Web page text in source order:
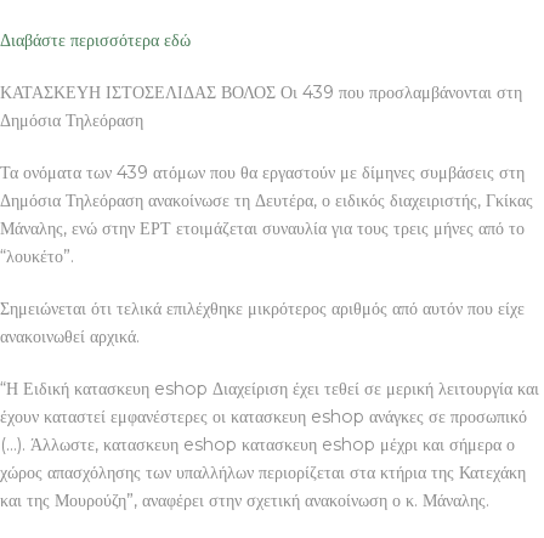
Διαβάστε περισσότερα εδώ
ΚΑΤΑΣΚΕΥΗ ΙΣΤΟΣΕΛΙΔΑΣ ΒΟΛΟΣ Οι 439 που προσλαμβάνονται στη
Δημόσια Τηλεόραση
Τα ονόματα των 439 ατόμων που θα εργαστούν με δίμηνες συμβάσεις στη
Δημόσια Τηλεόραση ανακοίνωσε τη Δευτέρα, ο ειδικός διαχειριστής, Γκίκας
Μάναλης, ενώ στην ΕΡΤ ετοιμάζεται συναυλία για τους τρεις μήνες από το
“λουκέτο”.
Σημειώνεται ότι τελικά επιλέχθηκε μικρότερος αριθμός από αυτόν που είχε
ανακοινωθεί αρχικά.
“Η Ειδική κατασκευη eshop Διαχείριση έχει τεθεί σε μερική λειτουργία και
έχουν καταστεί εμφανέστερες οι κατασκευη eshop ανάγκες σε προσωπικό
(…). Άλλωστε, κατασκευη eshop κατασκευη eshop μέχρι και σήμερα ο
χώρος απασχόλησης των υπαλλήλων περιορίζεται στα κτήρια της Κατεχάκη
και της Μουρούζη”, αναφέρει στην σχετική ανακοίνωση ο κ. Μάναλης.